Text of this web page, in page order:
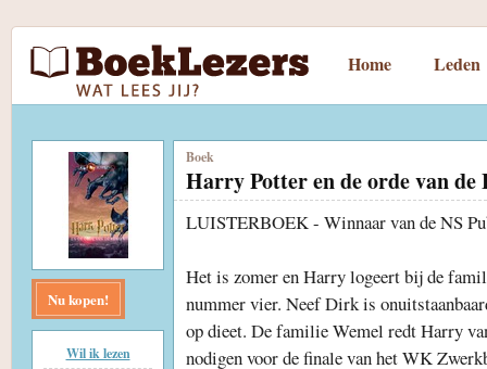
Home Leden
Nu kopen!
Wil ik lezen
Boek
Harry Potter en de orde van de
LUISTERBOEK - Winnaar van de NS
Het is zomer en Harry logeert bij de
nummer vier. Neef Dirk is
op dieet. De familie Wemel redt Harry
nodigen voor de finale van het WK